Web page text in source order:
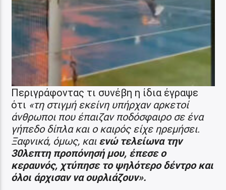
Περιγράφοντας τι συνέβη η ίδια έγραψε
ότι «τη στιγμή εκείνη υπήρχαν αρκετοί
άνθρωποι που έπαιζαν ποδόσφαιρο σε ένα
γήπεδο δίπλα και ο καιρός είχε ηρεμήσει.
Ξαφνικά, όμως, και ενώ τελείωνα την
30λεπτη προπόνησή μου, έπεσε ο
κεραυνός, χτύπησε το ψηλότερο δέντρο και
όλοι άρχισαν να ουρλιάζουν».